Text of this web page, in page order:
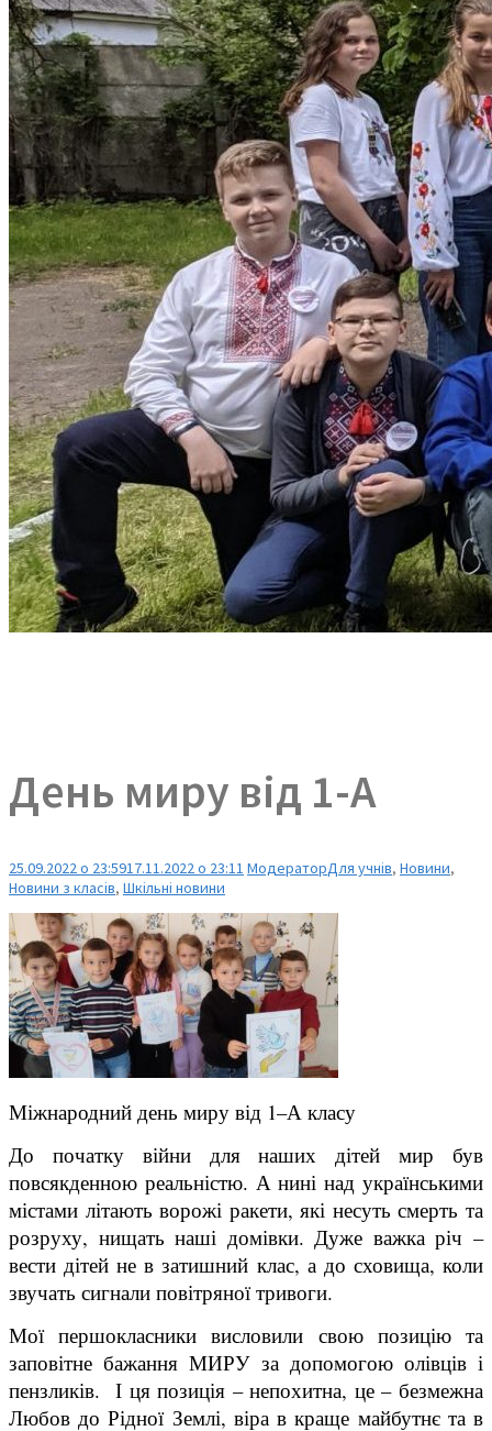
День миру від 1-А
25.09.2022 о 23:5917.11.2022 о 23:11 МодераторДля учнів, Новини,
Новини з класів, Шкільні новини
Міжнародний день миру від 1–А класу
До початку війни для наших дітей мир був
повсякденною реальністю. А нині над українськими
містами літають ворожі ракети, які несуть смерть та
розруху, нищать наші домівки. Дуже важка річ –
вести дітей не в затишний клас, а до сховища, коли
звучать сигнали повітряної тривоги.
Мої першокласники висловили свою позицію та
заповітне бажання МИРУ за допомогою олівців і
пензликів. І ця позиція – непохитна, це – безмежна
Любов до Рідної Землі, віра в краще майбутнє та в